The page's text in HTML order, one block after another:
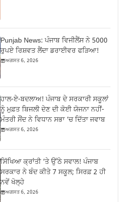
Punjab News: ਪੰਜਾਬ ਵਿਜੀਲੈਂਸ ਨੇ 5000
ਰੁਪਏ ਰਿਸ਼ਵਤ ਲੈਂਦਾ ਡਰਾਈਵਰ ਫੜਿਆ!
ਅਗਸਤ 6, 2026
ਹਾਲ-ਏ-ਬਦਲਾਅ! ਪੰਜਾਬ ਦੇ ਸਰਕਾਰੀ ਸਕੂਲਾਂ
ਨੂੰ ਮੁਫ਼ਤ ਬਿਜਲੀ ਦੇਣ ਦੀ ਕੋਈ ਯੋਜਨਾ ਨਹੀਂ-
ਮੰਤਰੀ ਸੌਂਦ ਨੇ ਵਿਧਾਨ ਸਭਾ ‘ਚ ਦਿੱਤਾ ਜਵਾਬ
ਅਗਸਤ 6, 2026
ਸਿੱਖਿਆ ਕ੍ਰਾਂਤੀ ‘ਤੇ ਉੱਠੇ ਸਵਾਲ! ਪੰਜਾਬ
ਸਰਕਾਰ ਨੇ ਬੰਦ ਕੀਤੇ 7 ਸਕੂਲ; ਸਿਰਫ਼ 2 ਹੀ
ਨਵੇਂ ਖੋਲ੍ਹੇ
ਅਗਸਤ 6, 2026